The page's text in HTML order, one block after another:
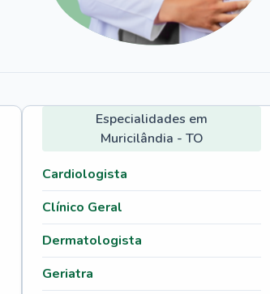
Especialidades em
Muricilândia - TO
Cardiologista
Clínico Geral
Dermatologista
Geriatra